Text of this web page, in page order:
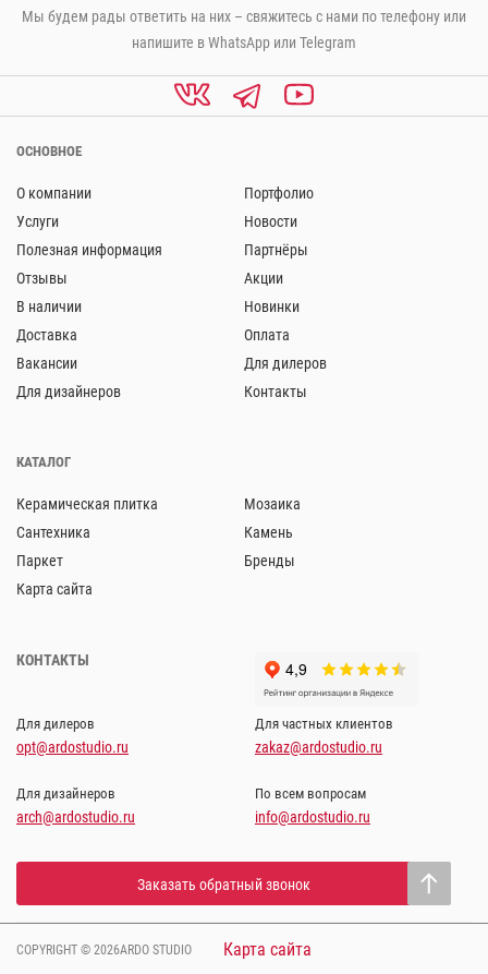
Мы будем рады ответить на них – свяжитесь с нами по телефону или
напишите в WhatsApp или Telegram
ОСНОВНОЕ
О компании
Портфолио
Услуги
Новости
Полезная информация
Партнёры
Отзывы
Акции
В наличии
Новинки
Доставка
Оплата
Вакансии
Для дилеров
Для дизайнеров
Контакты
КАТАЛОГ
Керамическая плитка
Мозаика
Сантехника
Камень
Паркет
Бренды
Карта сайта
КОНТАКТЫ
Для дилеров
opt@ardostudio.ru
Для частных клиентов
zakaz@ardostudio.ru
Для дизайнеров
arch@ardostudio.ru
По всем вопросам
info@ardostudio.ru
Заказать обратный звонок
COPYRIGHT © 2026ARDO STUDIO Карта сайта